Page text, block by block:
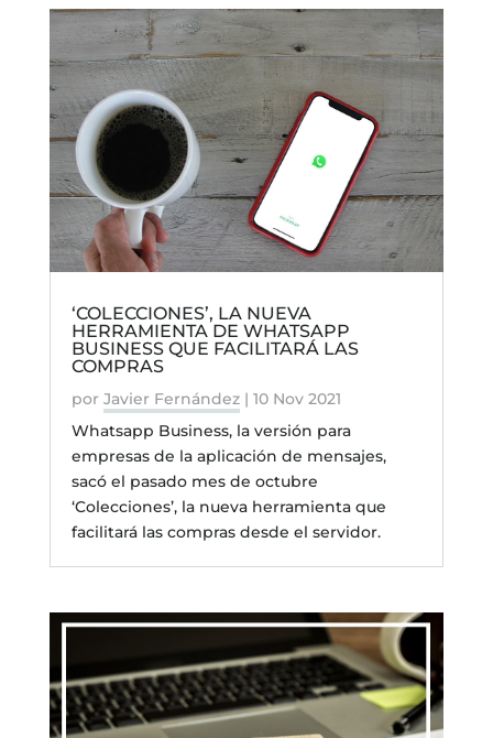
‘COLECCIONES’, LA NUEVA
HERRAMIENTA DE WHATSAPP
BUSINESS QUE FACILITARÁ LAS
COMPRAS
por Javier Fernández| 10 Nov 2021
Whatsapp Business, la versión para
empresas de la aplicación de mensajes,
sacó el pasado mes de octubre
‘Colecciones’, la nueva herramienta que
facilitará las compras desde el servidor.